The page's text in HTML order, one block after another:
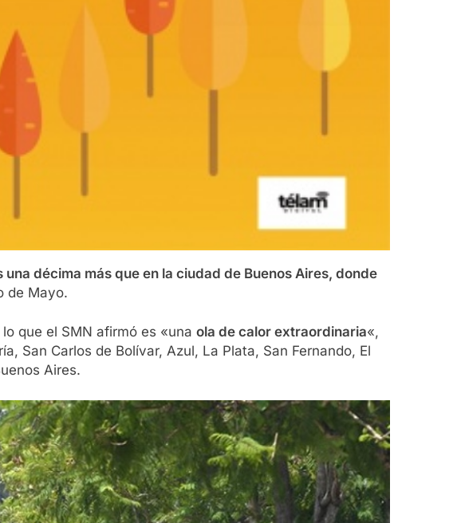
décima más que en la ciudad de Buenos Aires, donde
de Mayo.
que el SMN afirmó es «una ola de calor extraordinaria«,
San Carlos de Bolívar, Azul, La Plata, San Fernando, El
Aires.